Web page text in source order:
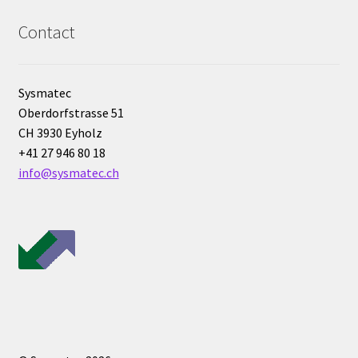
Consommable – Distribution de liquides
Consommable – Protection (gants, masque,…)
Consommables
Contrôle
Contact
Sysmatec
Oberdorfstrasse 51
CH 3930 Eyholz
+41 27 946 80 18
info@sysmatec.ch